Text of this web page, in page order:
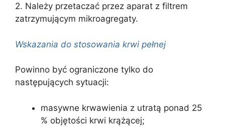
2. Należy przetaczać przez aparat z filtrem
zatrzymującym mikroagregaty.
Wskazania do stosowania krwi pełnej
Powinno być ograniczone tylko do
następujących sytuacji:
masywne krwawienia z utratą ponad 25
% objętości krwi krążącej;